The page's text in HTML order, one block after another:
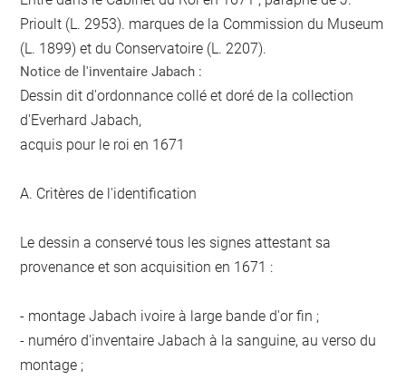
Prioult (L. 2953). marques de la Commission du Museum
(L. 1899) et du Conservatoire (L. 2207).
Notice de l'inventaire Jabach :
Dessin dit d'ordonnance collé et doré de la collection
d'Everhard Jabach,
acquis pour le roi en 1671
A. Critères de l'identification
Le dessin a conservé tous les signes attestant sa
provenance et son acquisition en 1671 :
- montage Jabach ivoire à large bande d'or fin ;
- numéro d'inventaire Jabach à la sanguine, au verso du
montage ;